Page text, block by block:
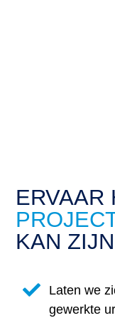
ERVAAR
KAN ZIJN
Laten we
gewerkte